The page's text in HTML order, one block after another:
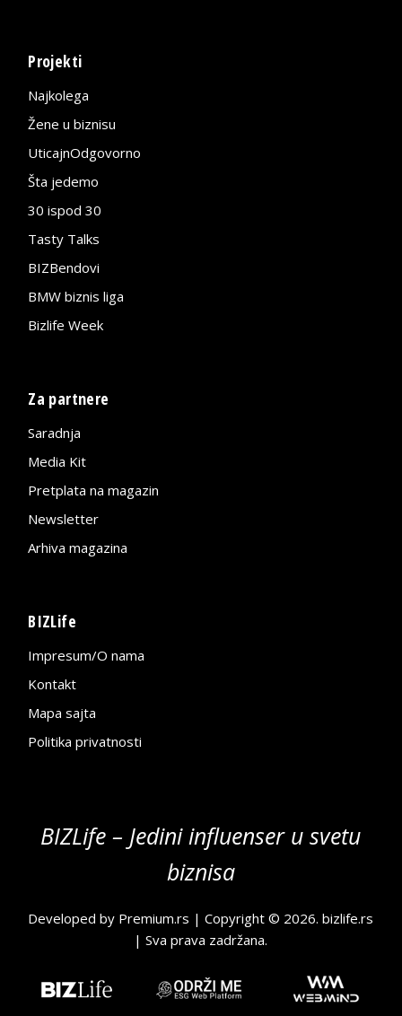
Projekti
Najkolega
Žene u biznisu
UticajnOdgovorno
Šta jedemo
30 ispod 30
Tasty Talks
BIZBendovi
BMW biznis liga
Bizlife Week
Za partnere
Saradnja
Media Kit
Pretplata na magazin
Newsletter
Arhiva magazina
BIZLife
Impresum/O nama
Kontakt
Mapa sajta
Politika privatnosti
BIZLife – Jedini influenser u svetu
biznisa
Developed by Premium.rs | Copyright © 2026.bizlife.rs
| Sva prava zadržana.